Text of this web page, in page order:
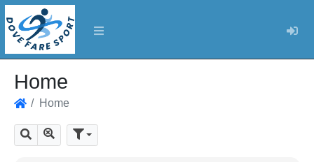
Home
Home
Cerca Mostra tutti i risultati
Parametri di ricerca